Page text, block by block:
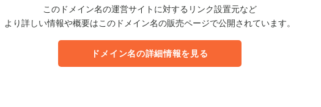
このドメイン名の運営サイトに対するリンク設置元など
より詳しい情報や概要はこのドメイン名の販売ページで公開されています。
ドメイン名の詳細情報を見る